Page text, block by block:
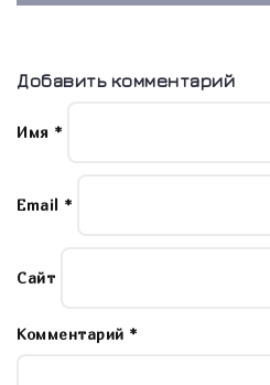
Добавить комментарий
Имя *
Email *
Сайт
Комментарий *